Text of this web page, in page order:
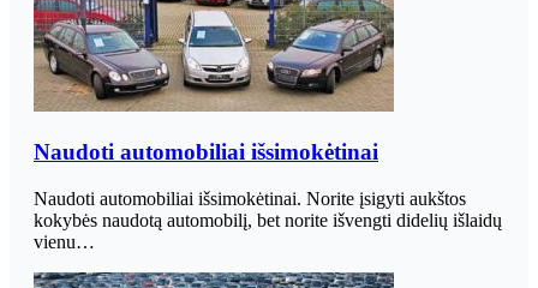
Naudoti automobiliai išsimokėtinai
Naudoti automobiliai išsimokėtinai. Norite įsigyti aukštos
kokybės naudotą automobilį, bet norite išvengti didelių išlaidų
vienu…